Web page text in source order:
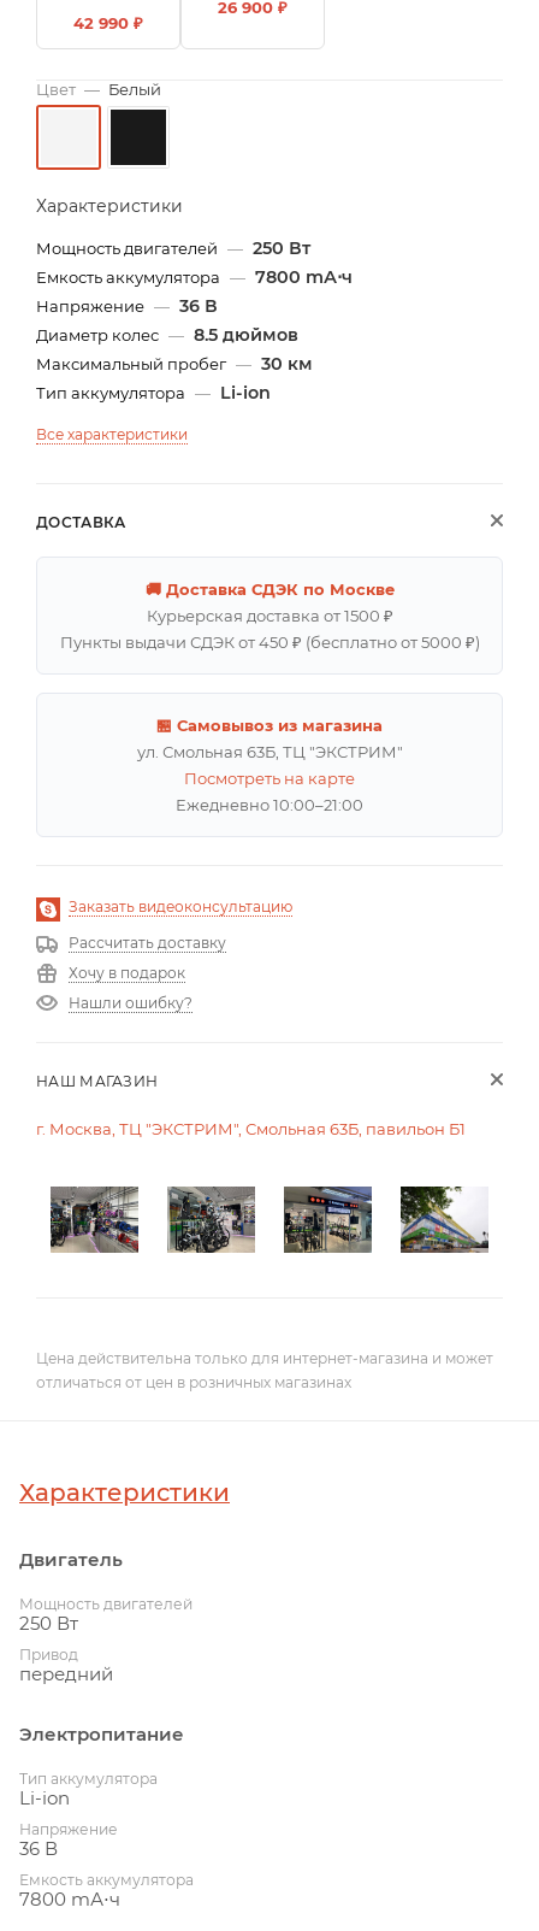
Цвет — Белый
Характеристики
Мощность двигателей — 250 Вт
Емкость аккумулятора — 7800 mА⋅ч
Напряжение — 36 В
Диаметр колес — 8.5 дюймов
Максимальный пробег — 30 км
Тип аккумулятора — Li-ion
Все характеристики
ДОСТАВКА
🚚 Доставка СДЭК по Москве
Курьерская доставка от 1500 ₽
Пункты выдачи СДЭК от 450 ₽ (бесплатно от 5000 ₽)
🏪 Самовывоз из магазина
ул. Смольная 63Б, ТЦ "ЭКСТРИМ"
Посмотреть на карте
Ежедневно 10:00–21:00
Заказать видеоконсультацию
Рассчитать доставку
Хочу в подарок
Нашли ошибку?
НАШ МАГАЗИН
г. Москва, ТЦ "ЭКСТРИМ", Смольная 63Б, павильон Б1
42 990 ₽
26 900 ₽
Цена действительна только для интернет-магазина и может
отличаться от цен в розничных магазинах
Характеристики
Двигатель
Мощность двигателей
250 Вт
Привод
передний
Электропитание
Тип аккумулятора
Li-ion
Напряжение
36 В
Емкость аккумулятора
7800 mА⋅ч